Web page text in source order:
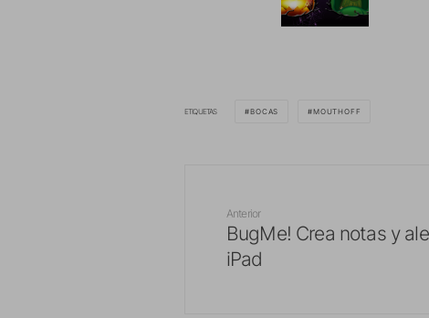
ETIQUETAS BOCAS MOUTHOFF
Anterior
BugMe! Crea notas y
iPad